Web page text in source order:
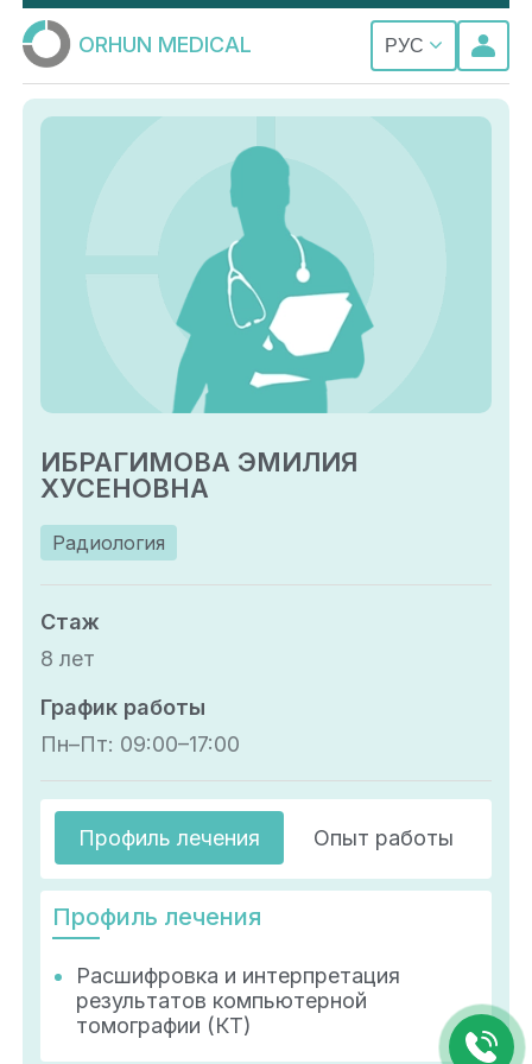
ORHUN MEDICAL РУС
ИБРАГИМОВА ЭМИЛИЯ
ХУСЕНОВНА
Радиология
Стаж
8 лет
График работы
Пн–Пт: 09:00–17:00
Профиль лечения Опыт работы
Профиль лечения
Расшифровка и интерпретация
результатов компьютерной
томографии (КТ)